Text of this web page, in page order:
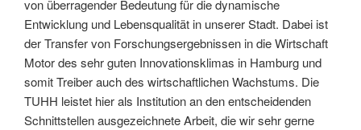
von überragender Bedeutung für die dynamische
Entwicklung und Lebensqualität in unserer Stadt. Dabei ist
der Transfer von Forschungsergebnissen in die Wirtschaft
Motor des sehr guten Innovationsklimas in Hamburg und
somit Treiber auch des wirtschaftlichen Wachstums. Die
TUHH leistet hier als Institution an den entscheidenden
Schnittstellen ausgezeichnete Arbeit, die wir sehr gerne